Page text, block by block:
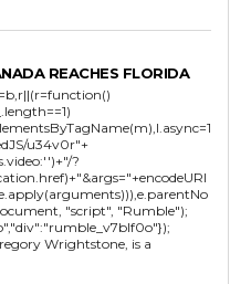
REACHES FLORIDA
u34v0r"+
?
"script", "Rumble");
Wrightstone, is a